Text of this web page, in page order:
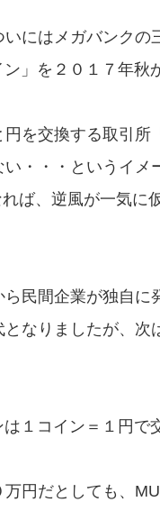
にはメガバンクの
」を２０１７年秋
を交換する取引所
・・・というイメ
ば、逆風が一気に
ら民間企業が独自
なりましたが、次
１コイン＝１円で
円だとしても、